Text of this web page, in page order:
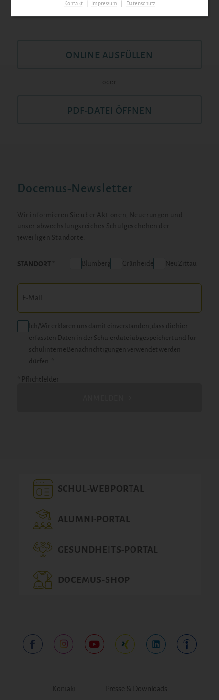
ONLINE AUSFÜLLEN
oder
PDF-DATEI ÖFFNEN
Docemus-Newsletter
Wir informieren Sie über Aktionen, Neuerungen und
unser abwechslungsreiches Schulgeschehen der
jeweiligen Standorte.
STANDORT Blumberg Grünheide Neu Zittau
Ich/Wir erklären uns damit einverstanden, dass die hier
erfassten Daten in der Schülerdatei abgespeichert und für
schulinterne Benachrichtigungen verwendet werden
dürfen. *
* Pflichtfelder
SCHUL-WEBPORTAL
ALUMNI-PORTAL
GESUNDHEITS-PORTAL
DOCEMUS-SHOP
Kontakt Presse & Downloads
Kontakt Impressum Datenschutz